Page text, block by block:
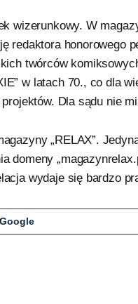
wizerunkowy. W
redaktora honorowego
twórców
w latach 70., co dla
Dla sądu nie
„RELAX”.
domeny
wydaje się bardzo